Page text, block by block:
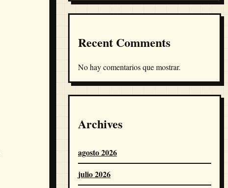
Recent Comments
No hay comentarios que mostrar.
Archives
agosto 2026
julio 2026